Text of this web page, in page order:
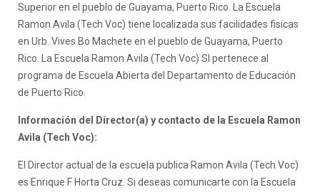
Superior en el pueblo de Guayama, Puerto Rico. La Escuela
Ramon Avila (Tech Voc) tiene localizada sus facilidades fisicas
en Urb. Vives Bo Machete en el pueblo de Guayama, Puerto
Rico. La Escuela Ramon Avila (Tech Voc) SI pertenece al
programa de Escuela Abierta del Departamento de Educación
de Puerto Rico.
Información del Director(a) y contacto de la Escuela Ramon
Avila (Tech Voc):
El Director actual de la escuela publica Ramon Avila (Tech Voc)
es Enrique F Horta Cruz. Si deseas comunicarte con la Escuela